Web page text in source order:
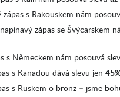
s Rakouskem nám
zápas se Švýcarskem
s Německem nám posouvá
s Kanadou dává slevu jen
s Ruskem o bronz – jsme